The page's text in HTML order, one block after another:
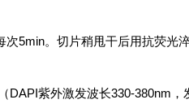
5min。切片稍甩干后用抗荧光
DAPI紫外激发波长330-380nm，